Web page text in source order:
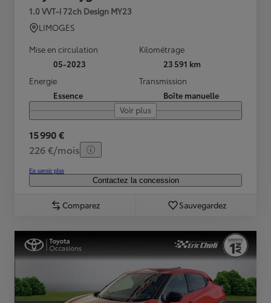
1.0 VVT-i 72ch Design MY23
LIMOGES
Mise en circulation
05-2023
Kilométrage
23 591 km
Energie
Essence
Transmission
Boîte manuelle
Voir plus
15 990 €
226 €/mois
En savoir plus
Contactez la concession
Comparez Sauvegardez